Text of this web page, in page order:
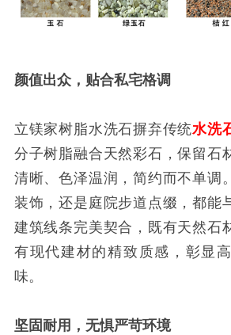
颜值出众，贴合私宅格调
立镁家树脂水洗石摒弃传统水洗
分子树脂融合天然彩石，保留石
清晰、色泽温润，简约而不单调
装饰，还是庭院步道点缀，都能
建筑线条完美契合，既有天然石
有现代建材的精致质感，彰显
味。
坚固耐用，无惧严苛环境